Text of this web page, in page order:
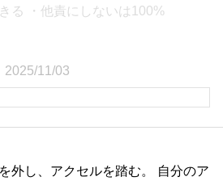
る ・他責にしないは100%
2025/11/03
外し、アクセルを踏む。 自分のア